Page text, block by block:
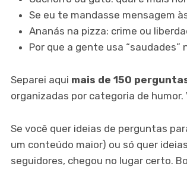
Se eu te mandasse mensagem
Ananás na pizza: crime ou
Por que a gente usa
Separei aqui mais de 150
organizadas por categoria de
Se você quer ideias de perguntas
um conteúdo maior) ou só quer
seguidores, chegou no lugar certo.